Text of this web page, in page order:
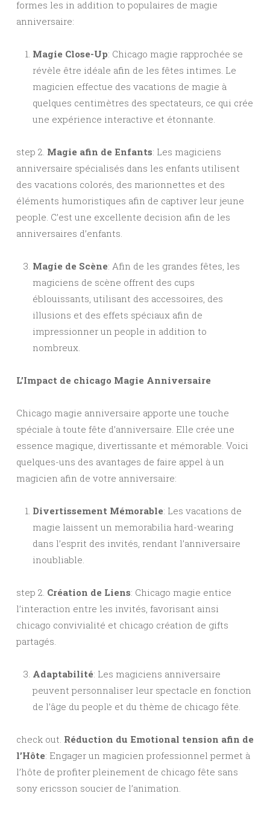
formes les in addition to populaires de magie
anniversaire:
Magie Close-Up: Chicago magie rapprochée se
révèle être idéale afin de les fêtes intimes. Le
magicien effectue des vacations de magie à
quelques centimètres des spectateurs, ce qui crée
une expérience interactive et étonnante.
step 2. Magie afin de Enfants: Les magiciens
anniversaire spécialisés dans les enfants utilisent
des vacations colorés, des marionnettes et des
éléments humoristiques afin de captiver leur jeune
people. C’est une excellente decision afin de les
anniversaires d’enfants.
Magie de Scène: Afin de les grandes fêtes, les
magiciens de scène offrent des cups
éblouissants, utilisant des accessoires, des
illusions et des effets spéciaux afin de
impressionner un people in addition to
nombreux.
L’Impact de chicago Magie Anniversaire
Chicago magie anniversaire apporte une touche
spéciale à toute fête d’anniversaire. Elle crée une
essence magique, divertissante et mémorable. Voici
quelques-uns des avantages de faire appel à un
magicien afin de votre anniversaire:
Divertissement Mémorable: Les vacations de
magie laissent un memorabilia hard-wearing
dans l’esprit des invités, rendant l’anniversaire
inoubliable.
step 2. Création de Liens: Chicago magie entice
l’interaction entre les invités, favorisant ainsi
chicago convivialité et chicago création de gifts
partagés.
Adaptabilité: Les magiciens anniversaire
peuvent personnaliser leur spectacle en fonction
de l’âge du people et du thème de chicago fête.
check out. Réduction du Emotional tension afin de
l’Hôte: Engager un magicien professionnel permet à
l’hôte de profiter pleinement de chicago fête sans
sony ericsson soucier de l’animation.